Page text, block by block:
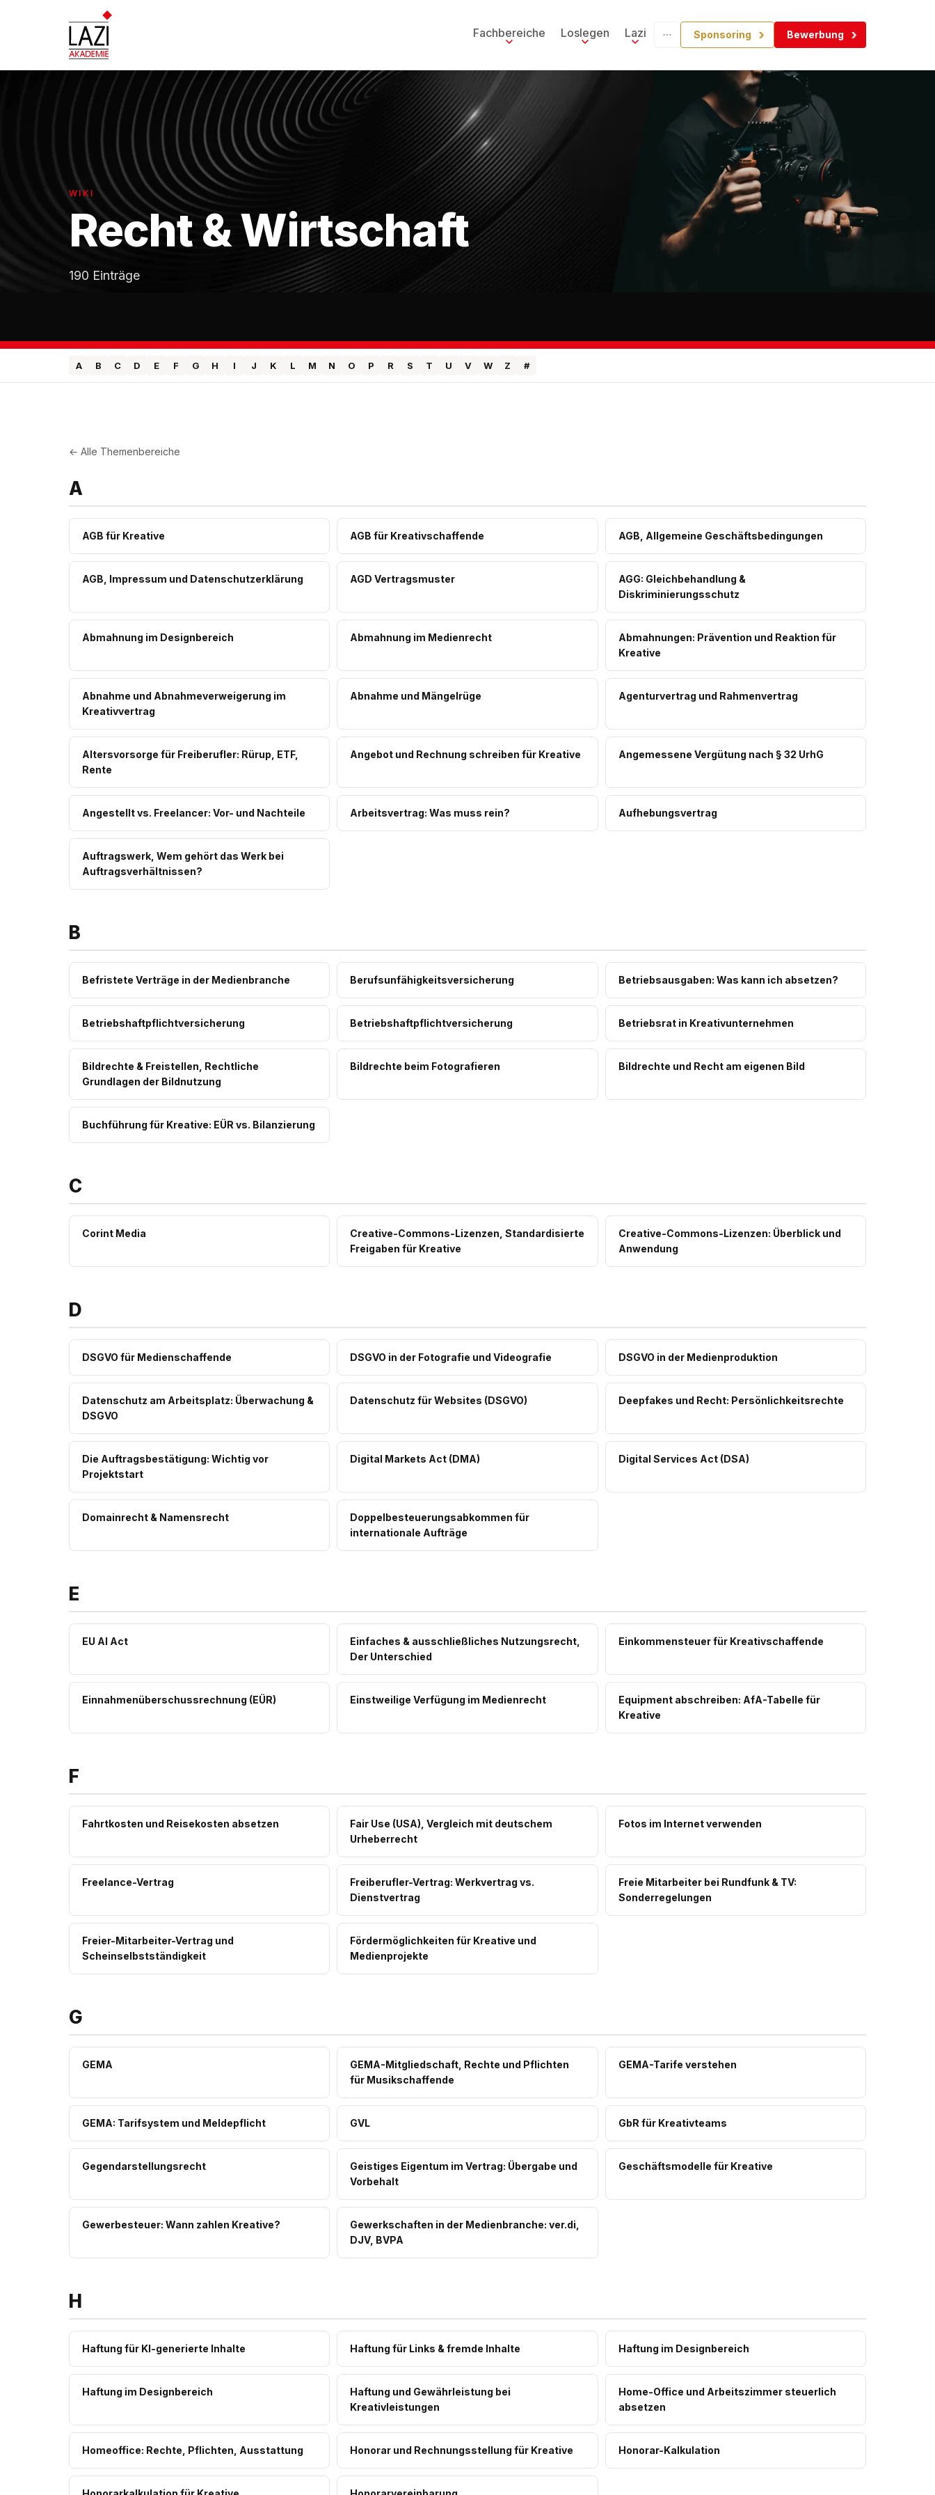
Fachbereiche Loslegen Lazi Sponsoring Bewerbung
WIKI
Recht & Wirtschaft
190 Einträge
A B C D E F G H I J K L M N O P R S T U V W Z #
← Alle Themenbereiche
A
AGB für Kreative AGB für Kreativschaffende AGB, Allgemeine Geschäftsbedingungen
AGB, Impressum und Datenschutzerklärung AGD Vertragsmuster
AGG: Gleichbehandlung &
Diskriminierungsschutz
Abmahnung im Designbereich Abmahnung im Medienrecht
Abmahnungen: Prävention und Reaktion für
Kreative
Abnahme und Abnahmeverweigerung im
Kreativvertrag
Abnahme und Mängelrüge Agenturvertrag und Rahmenvertrag
Altersvorsorge für Freiberufler: Rürup, ETF,
Rente
Angebot und Rechnung schreiben für Kreative Angemessene Vergütung nach § 32 UrhG
Angestellt vs. Freelancer: Vor- und Nachteile Arbeitsvertrag: Was muss rein? Aufhebungsvertrag
Auftragswerk, Wem gehört das Werk bei
Auftragsverhältnissen?
B
Befristete Verträge in der Medienbranche Berufsunfähigkeitsversicherung Betriebsausgaben: Was kann ich absetzen?
Betriebshaftpflichtversicherung Betriebshaftpflichtversicherung Betriebsrat in Kreativunternehmen
Bildrechte & Freistellen, Rechtliche
Grundlagen der Bildnutzung
Bildrechte beim Fotografieren Bildrechte und Recht am eigenen Bild
Buchführung für Kreative: EÜR vs. Bilanzierung
C
Corint Media
Creative-Commons-Lizenzen, Standardisierte
Freigaben für Kreative
Creative-Commons-Lizenzen: Überblick und
Anwendung
D
DSGVO für Medienschaffende DSGVO in der Fotografie und Videografie DSGVO in der Medienproduktion
Datenschutz am Arbeitsplatz: Überwachung &
DSGVO
Datenschutz für Websites (DSGVO) Deepfakes und Recht: Persönlichkeitsrechte
Die Auftragsbestätigung: Wichtig vor
Projektstart
Digital Markets Act (DMA) Digital Services Act (DSA)
Domainrecht & Namensrecht
Doppelbesteuerungsabkommen für
internationale Aufträge
E
EU AI Act
Einfaches & ausschließliches Nutzungsrecht,
Der Unterschied
Einkommensteuer für Kreativschaffende
Einnahmenüberschussrechnung (EÜR) Einstweilige Verfügung im Medienrecht
Equipment abschreiben: AfA-Tabelle für
Kreative
F
Fahrtkosten und Reisekosten absetzen
Fair Use (USA), Vergleich mit deutschem
Urheberrecht
Fotos im Internet verwenden
Freelance-Vertrag
Freiberufler-Vertrag: Werkvertrag vs.
Dienstvertrag
Freie Mitarbeiter bei Rundfunk & TV:
Sonderregelungen
Freier-Mitarbeiter-Vertrag und
Scheinselbstständigkeit
Fördermöglichkeiten für Kreative und
Medienprojekte
G
GEMA
GEMA-Mitgliedschaft, Rechte und Pflichten
für Musikschaffende
GEMA-Tarife verstehen
GEMA: Tarifsystem und Meldepflicht GVL GbR für Kreativteams
Gegendarstellungsrecht
Geistiges Eigentum im Vertrag: Übergabe und
Vorbehalt
Geschäftsmodelle für Kreative
Gewerbesteuer: Wann zahlen Kreative?
Gewerkschaften in der Medienbranche: ver.di,
DJV, BVPA
H
Haftung für KI-generierte Inhalte Haftung für Links & fremde Inhalte Haftung im Designbereich
Haftung im Designbereich
Haftung und Gewährleistung bei
Kreativleistungen
Home-Office und Arbeitszimmer steuerlich
absetzen
Homeoffice: Rechte, Pflichten, Ausstattung Honorar und Rechnungsstellung für Kreative Honorar-Kalkulation